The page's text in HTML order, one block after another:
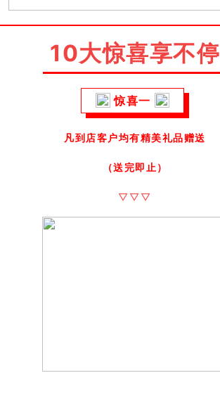
10大惊喜享不停
惊喜一
凡到店客户均有精美礼品赠送
（送完即止）
▽▽▽